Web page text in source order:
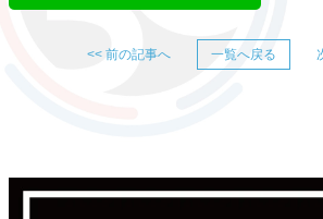
<< 前の記事へ 一覧へ戻る